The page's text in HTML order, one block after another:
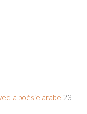
la poésie arabe 23